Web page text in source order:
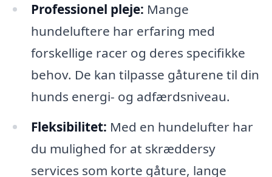
Professionel pleje: Mange
hundeluftere har erfaring med
forskellige racer og deres specifikke
behov. De kan tilpasse gåturene til din
hunds energi- og adfærdsniveau.
Fleksibilitet: Med en hundelufter har
du mulighed for at skræddersy
services som korte gåture, lange